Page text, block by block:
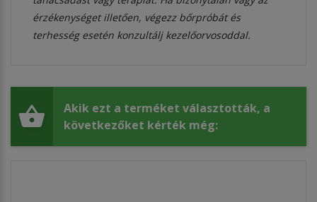
érzékenységet illetően, végezz bőrpróbát és
terhesség esetén konzultálj kezelőorvosoddal.
Akik ezt a terméket választották, a
következőket kérték még: